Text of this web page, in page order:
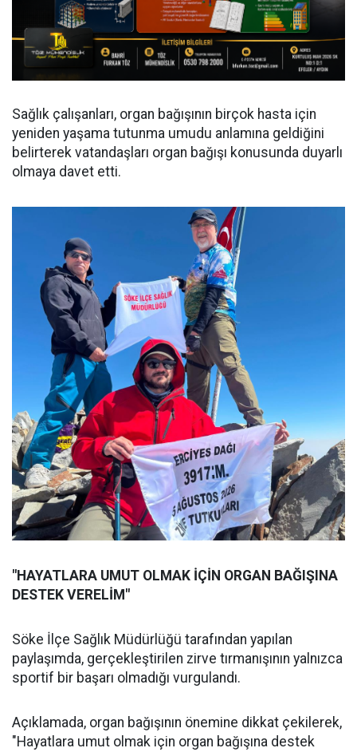
Sağlık çalışanları, organ bağışının birçok hasta için
yeniden yaşama tutunma umudu anlamına geldiğini
belirterek vatandaşları organ bağışı konusunda duyarlı
olmaya davet etti.
"HAYATLARA UMUT OLMAK İÇİN ORGAN BAĞIŞINA
DESTEK VERELİM"
Söke İlçe Sağlık Müdürlüğü tarafından yapılan
paylaşımda, gerçekleştirilen zirve tırmanışının yalnızca
sportif bir başarı olmadığı vurgulandı.
Açıklamada, organ bağışının önemine dikkat çekilerek,
"Hayatlara umut olmak için organ bağışına destek